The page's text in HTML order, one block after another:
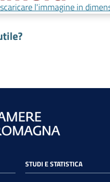
l'immagine in
STUDI E STATISTICA